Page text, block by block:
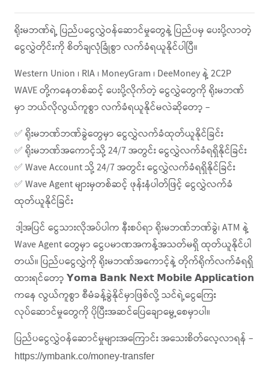
ရိုးမဘဏ်ရဲ့ ပြည်ပငွေလွှဲဝန်ဆောင်မှုတွေနဲ့ ပြည်ပမှ ပေးပို့လာတဲ့
ငွေလွှဲတိုင်းကို စိတ်ချလုံခြုံစွာ လက်ခံရယူနိုင်ပါပြီ။
Western Union ၊ RIA ၊ MoneyGram ၊ DeeMoney နဲ့ 2C2P
WAVE တို့ကနေတစ်ဆင့် ပေးပို့လိုက်တဲ့ ငွေလွှဲတွေကို ရိုးမဘဏ်
မှာ ဘယ်လိုလွယ်ကူစွာ လက်ခံရယူနိုင်မလဲဆိုတော့ –
✅ ရိုးမဘဏ်ဘဏ်ခွဲတွေမှာ ငွေလွှဲလက်ခံထုတ်ယူနိုင်ခြင်း
✅ ရိုးမဘဏ်အကောင့်သို့ 24/7 အတွင်း ငွေလွှဲလက်ခံရရှိနိုင်ခြင်း
✅ Wave Account သို့ 24/7 အတွင်း ငွေလွှဲလက်ခံရရှိနိုင်ခြင်း
✅ Wave Agent များမှတစ်ဆင့် ဖုန်းနံပါတ်ဖြင့် ငွေလွှဲလက်ခံ
ထုတ်ယူနိုင်ခြင်း
ဒါ့အပြင် ငွေသားလိုအပ်ပါက နီးစပ်ရာ ရိုးမဘဏ်ဘဏ်ခွဲ၊ ATM နဲ့
Wave Agent တွေမှာ ငွေပမာဏအကန့်အသတ်မရှိ ထုတ်ယူနိုင်ပါ
တယ်။ ပြည်ပငွေလွှဲကို ရိုးမဘဏ်အကောင့်နဲ့ တိုက်ရိုက်လက်ခံရရှိ
ထားရင်တော့ 𝗬𝗼𝗺𝗮 𝗕𝗮𝗻𝗸 𝗡𝗲𝘅𝘁 𝗠𝗼𝗯𝗶𝗹𝗲 𝗔𝗽𝗽𝗹𝗶𝗰𝗮𝘁𝗶𝗼𝗻
ကနေ လွယ်ကူစွာ စီမံခန့်ခွဲနိုင်မှာဖြစ်လို့ သင်ရဲ့ငွေကြေး
လုပ်ဆောင်မှုတွေကို ပိုပြီးအဆင်ပြေချောမွေ့စေမှာပါ။
ပြည်ပငွေလွှဲဝန်ဆောင်မှုများအကြောင်း အသေးစိတ်လေ့လာရန် –
https://ymbank.co/money-transfer